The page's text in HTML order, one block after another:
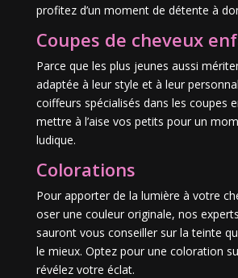
profitez d’un moment de détente à
Coupes de cheveux
Parce que les plus jeunes aussi
adaptée à leur style et à leur
coiffeurs spécialisés dans les coupes
mettre à l’aise vos petits pour un
ludique.
Colorations
Pour apporter de la lumière à votre
oser une couleur originale, nos
sauront vous conseiller sur la teinte
le mieux. Optez pour une coloration
révélez votre éclat.